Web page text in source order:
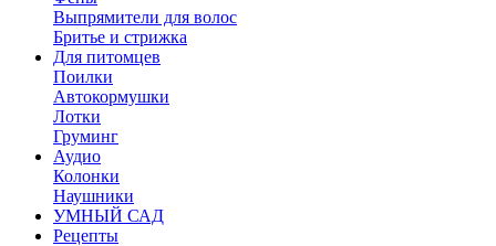
Выпрямители для волос
Бритье и стрижка
Для питомцев
Поилки
Автокормушки
Лотки
Груминг
Аудио
Колонки
Наушники
УМНЫЙ САД
Рецепты